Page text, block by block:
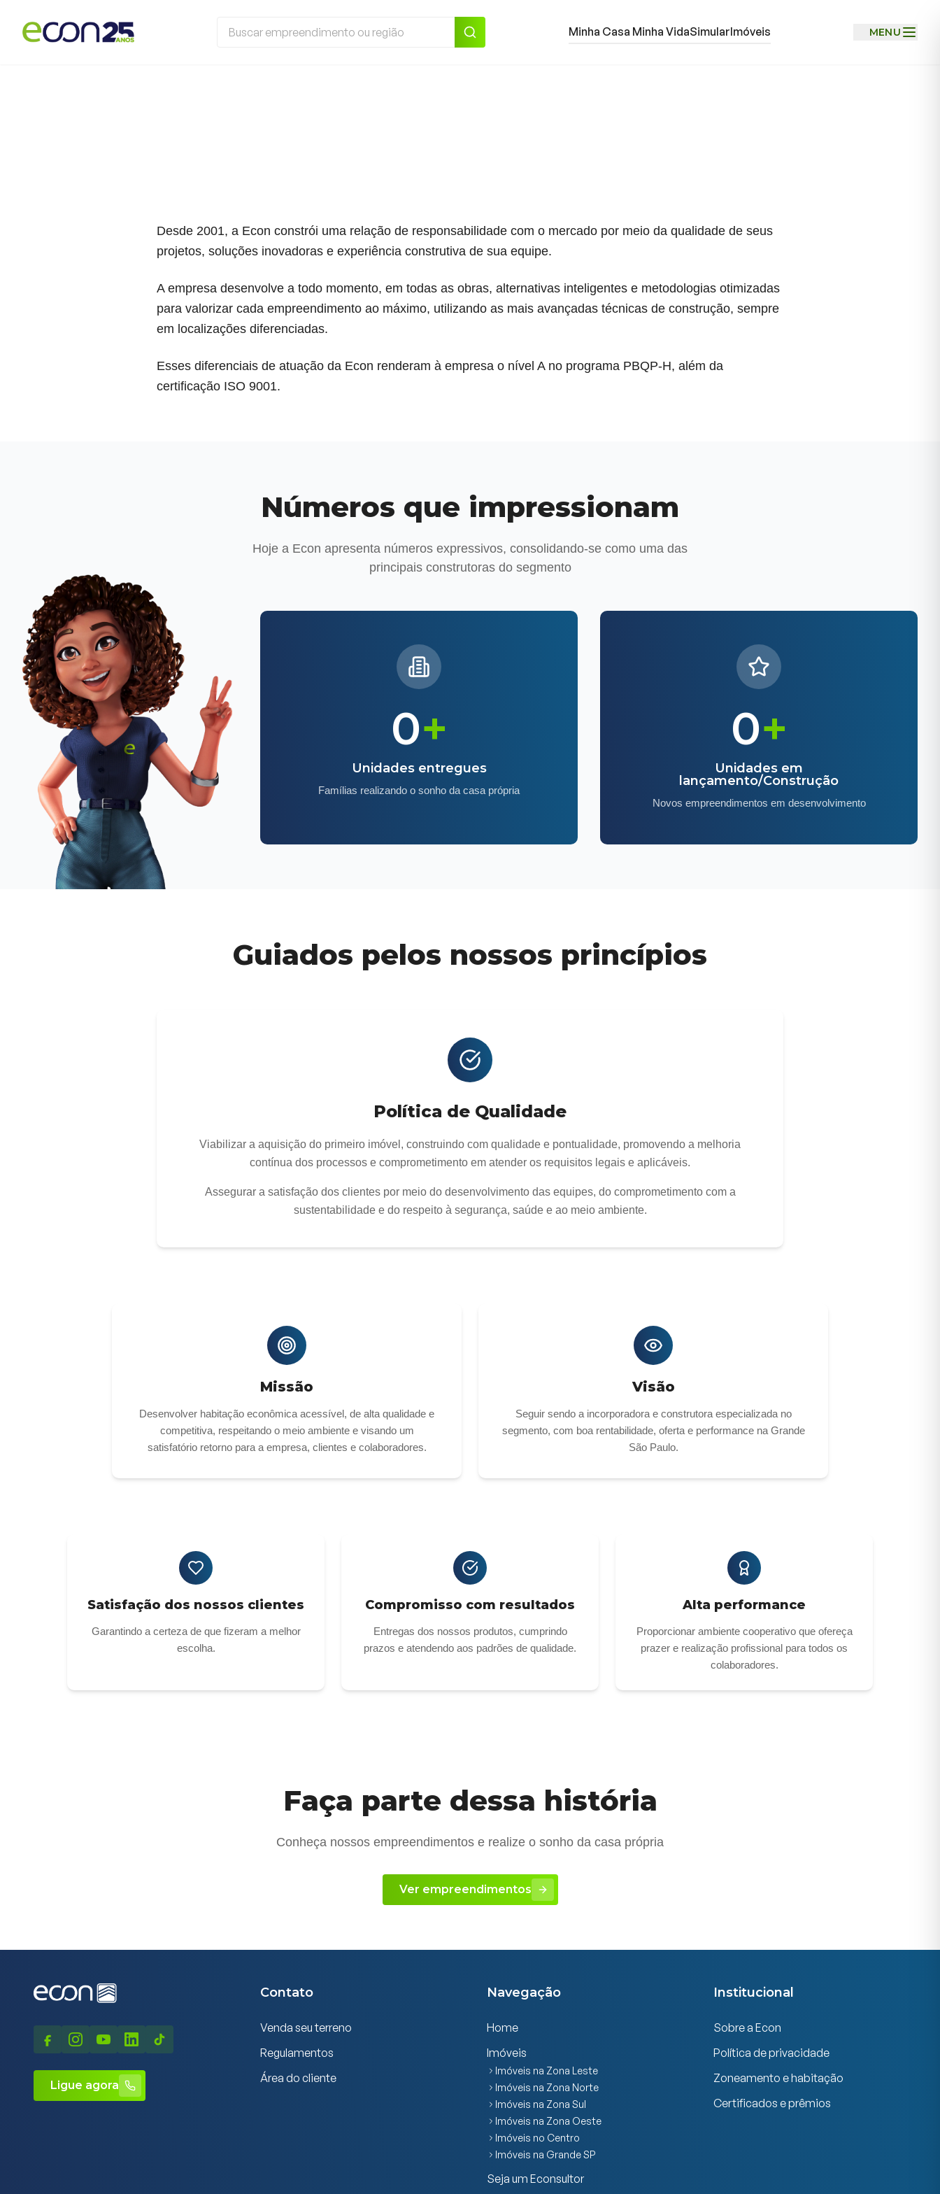
Minha Casa Minha VidaSimularImóveis MENU
Desde 2001, a Econ constrói uma relação de responsabilidade com o mercado por meio da qualidade de seus
projetos, soluções inovadoras e experiência construtiva de sua equipe.
A empresa desenvolve a todo momento, em todas as obras, alternativas inteligentes e metodologias otimizadas
para valorizar cada empreendimento ao máximo, utilizando as mais avançadas técnicas de construção, sempre
em localizações diferenciadas.
Esses diferenciais de atuação da Econ renderam à empresa o nível A no programa PBQP-H, além da
certificação ISO 9001.
Números que impressionam
Hoje a Econ apresenta números expressivos, consolidando-se como uma das
principais construtoras do segmento
0+
Unidades entregues
Famílias realizando o sonho da casa própria
0+
Unidades em
lançamento/Construção
Novos empreendimentos em desenvolvimento
Guiados pelos nossos princípios
Política de Qualidade
Viabilizar a aquisição do primeiro imóvel, construindo com qualidade e pontualidade, promovendo a melhoria
contínua dos processos e comprometimento em atender os requisitos legais e aplicáveis.
Assegurar a satisfação dos clientes por meio do desenvolvimento das equipes, do comprometimento com a
sustentabilidade e do respeito à segurança, saúde e ao meio ambiente.
Missão
Desenvolver habitação econômica acessível, de alta qualidade e
competitiva, respeitando o meio ambiente e visando um
satisfatório retorno para a empresa, clientes e colaboradores.
Visão
Seguir sendo a incorporadora e construtora especializada no
segmento, com boa rentabilidade, oferta e performance na Grande
São Paulo.
Satisfação dos nossos clientes
Garantindo a certeza de que fizeram a melhor
escolha.
Compromisso com resultados
Entregas dos nossos produtos, cumprindo
prazos e atendendo aos padrões de qualidade.
Alta performance
Proporcionar ambiente cooperativo que ofereça
prazer e realização profissional para todos os
colaboradores.
Faça parte dessa história
Conheça nossos empreendimentos e realize o sonho da casa própria
Ver empreendimentos
Ligue agora
Contato
Venda seu terreno
Regulamentos
Área do cliente
Navegação
Home
Imóveis
Imóveis na Zona Leste
Imóveis na Zona Norte
Imóveis na Zona Sul
Imóveis na Zona Oeste
Imóveis no Centro
Imóveis na Grande SP
Seja um Econsultor
Institucional
Sobre a Econ
Política de privacidade
Zoneamento e habitação
Certificados e prêmios